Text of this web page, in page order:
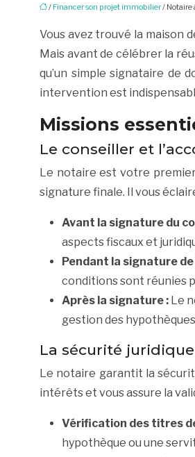
/ Financer son projet immobilier/ Notaire
Vous avez trouvé la maison
Mais avant de célébrer la
qu’un simple signataire de
intervention est
Missions
Le conseiller et
Le notaire est votre premier
signature finale. Il vous
Avant la signature du
aspects fiscaux et
Pendant la signature de
conditions sont réunies
Après la signature : Le
gestion des
La sécurité juridique
Le notaire garantit la
intérêts et vous assure la
Vérification des titres
hypothèque ou une